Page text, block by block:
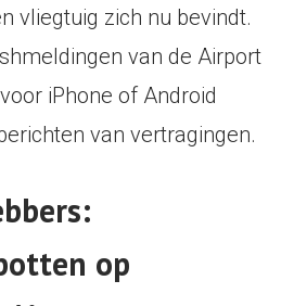
vliegtuig zich nu bevindt.
van de Airport
iPhone of Android
van vertragingen.
op